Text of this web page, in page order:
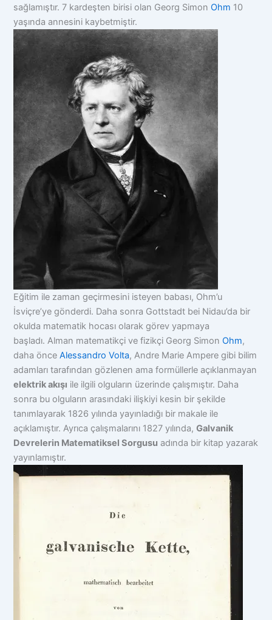
sağlamıştır. 7 kardeşten birisi olan Georg Simon Ohm 10
yaşında annesini kaybetmiştir.
Eğitim ile zaman geçirmesini isteyen babası, Ohm’u
İsviçre’ye gönderdi. Daha sonra Gottstadt bei Nidau’da bir
okulda matematik hocası olarak görev yapmaya
başladı. Alman matematikçi ve fizikçi Georg Simon Ohm,
daha önceAlessandro Volta, Andre Marie Ampere gibi bilim
adamları tarafından gözlenen ama formüllerle açıklanmayan
elektrik akışı ile ilgili olguların üzerinde çalışmıştır. Daha
sonra bu olguların arasındaki ilişkiyi kesin bir şekilde
tanımlayarak 1826 yılında yayınladığı bir makale ile
açıklamıştır. Ayrıca çalışmalarını 1827 yılında,Galvanik
Devrelerin Matematiksel Sorgusu adında bir kitap yazarak
yayınlamıştır.